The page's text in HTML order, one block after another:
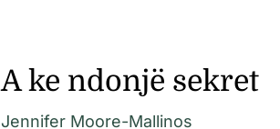
A ke ndonjë sekret
Jennifer Moore-Mallinos